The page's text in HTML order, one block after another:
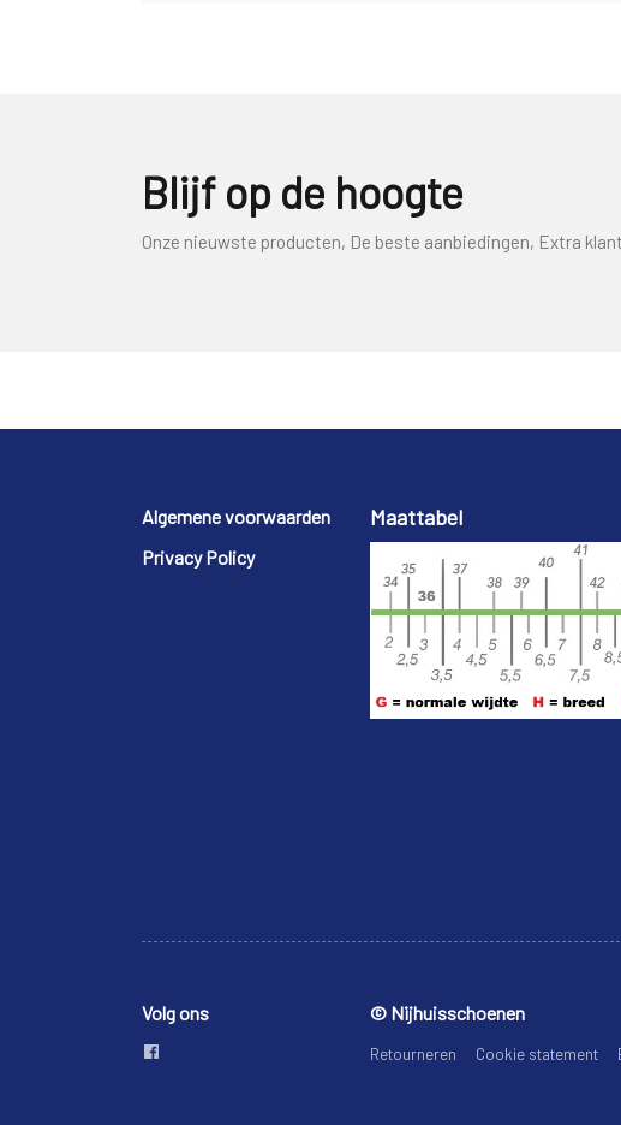
Blijf op de hoogte
Onze nieuwste producten, De beste aanbiedingen, Extra
Footer
Algemene voorwaarden
Privacy Policy
Maattabel
Volg ons © Nijhuisschoenen
Retourneren Cookie statement